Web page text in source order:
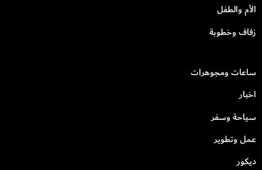
الأم والطفل
زفاف وخطوبة
ساعات ومجوهرات
اخبار
سياحة وسفر
عمل وتطوير
ديكور